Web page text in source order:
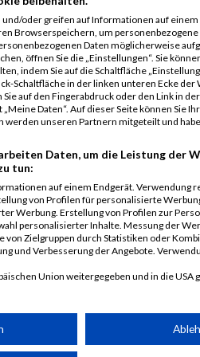
Burger 0000
SE
Burger 0000 GER
DACHSER
SE
Burger 0000 GER
DACHSER
Bürger 0000 GER
Graf
Hardenberg
oder greifen auf Informationen auf einem
Browserspeichern, um
Daten möglicherweise
öffnen Sie die „Einstellungen“. Sie
indem Sie auf die Schaltfläche
Schaltfläche in der linken unteren Ecke der
auf den Fingerabdruck oder den Link in
Daten“. Auf dieser Seite können Sie
unseren Partnern mitgeteilt und
Daten, um die Leistung der
tun:
auf einem Endgerät. Verwendung
von Profilen für personalisierte
Werbung. Erstellung von Profilen zur
personalisierter Inhalte. Messung der
von Zielgruppen durch Statistiken oder
und Verbesserung der Angebote.
Union weitergegeben und in die USA
Anbieter)
Zwecke: